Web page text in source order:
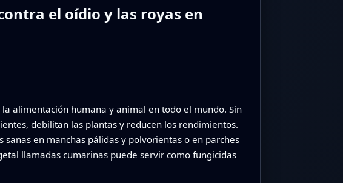
el oídio y las royas en
alimentación humana y animal en todo el mundo. Sin
debilitan las plantas y reducen los rendimientos.
en manchas pálidas y polvorientas o en parches
llamadas cumarinas puede servir como fungicidas